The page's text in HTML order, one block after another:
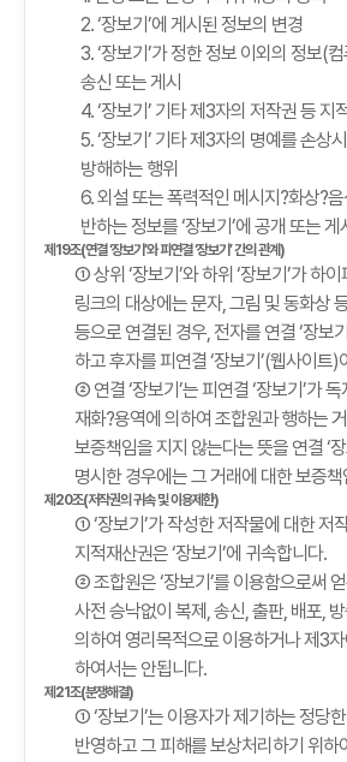
2. ‘장보기’에 게시된 정보의 변경
3. ‘장보기’가 정한 정보 이외의 정보(
송신 또는 게시
4. ‘장보기’ 기타 제3자의 저작권 등 지
5. ‘장보기’ 기타 제3자의 명예를 손상
방해하는 행위
6. 외설 또는 폭력적인 메시지?화상?
반하는 정보를 ‘장보기’에 공개 또는 게
제19조(연결 ‘장보기’와 피연결 ‘장보기’ 간의 관계)
① 상위 ‘장보기’와 하위 ‘장보기’가 하
링크의 대상에는 문자, 그림 및 동화상
등으로 연결된 경우, 전자를 연결 ‘장보
하고 후자를 피연결 ‘장보기’(웹사이트)
② 연결 ‘장보기’는 피연결 ‘장보기’가
재화?용역에 의하여 조합원과 행하는
보증책임을 지지 않는다는 뜻을 연결 ‘
명시한 경우에는 그 거래에 대한 보증
제20조(저작권의 귀속 및 이용제한)
① ‘장보기’가 작성한 저작물에 대한 저
지적재산권은 ‘장보기’에 귀속합니다.
② 조합원은 ‘장보기’를 이용함으로써 얻
사전 승낙없이 복제, 송신, 출판, 배포,
의하여 영리목적으로 이용하거나 제3자
하여서는 안됩니다.
제21조(분쟁해결)
① ‘장보기’는 이용자가 제기하는 정당
반영하고 그 피해를 보상처리하기 위하